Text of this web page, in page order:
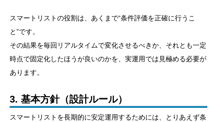
スマートリストの役割は、あくまで“条件評価を正確に行うこ
と”です。
その結果を毎回リアルタイムで変化させるべきか、それとも一定
時点で固定化したほうが良いのかを、実運用では見極める必要が
あります。
3. 基本方針（設計ルール）
スマートリストを長期的に安定運用するためには、とりあえず条